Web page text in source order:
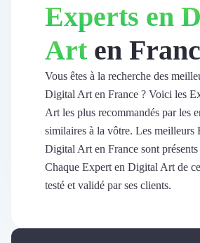
Vidéo de témoignage
Intent data
Révéler le réseau
Vitrine & média
Suivi du ROI
Voir tous nos avis clients
Découvrir le média
Experts en
Art en
Vous êtes à la recherche des
Digital Art en France ? Voici les
Art les plus recommandés par les
similaires à la vôtre. Les meilleurs
Digital Art en France sont
Chaque Expert en Digital Art de
testé et validé par ses clients.